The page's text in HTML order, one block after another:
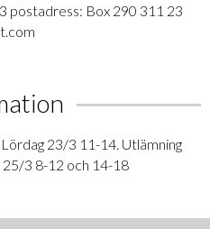
postadress: Box 290 311 23
23/3 11-14. Utlämning
25/3 8-12 och 14-18